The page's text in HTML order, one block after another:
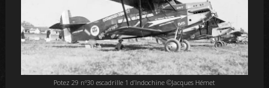
Potez 29 n°30 escadrille 1 d’Indochine ©Jacques Hémet